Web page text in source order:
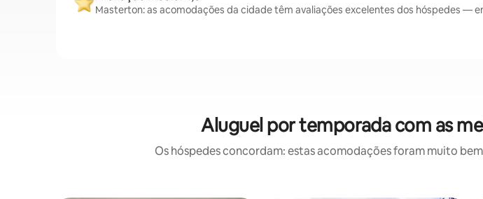
Masterton: as acomodações da cidade têm avaliações excelentes dos hóspedes —
Aluguel por temporada com as
Os hóspedes concordam: estas acomodações foram muito